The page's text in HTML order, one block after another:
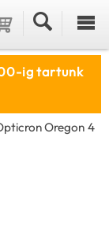
ig tartunk
Oregon 4